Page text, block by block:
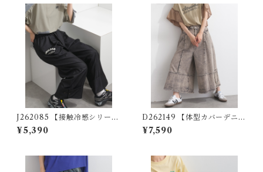
J262085 【接触冷感シリー
ズ】レーヨン混ロゴ刺繍ワイ
ドパンツ / Cool-Touch Ray
¥5,390
D262149 【体型カバーデニム
シリーズ】 ウォッシュデニム
ワイドパンツ / Washed Deni
¥7,590